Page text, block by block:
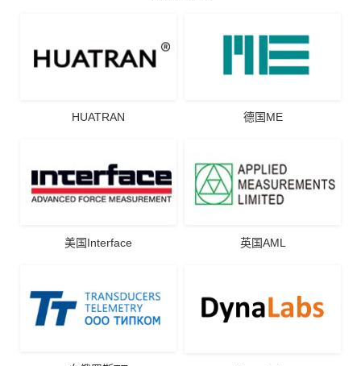
HUATRAN 德国ME
美国Interface 英国AML